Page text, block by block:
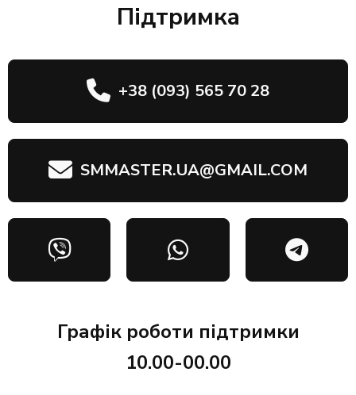
Підтримка
+38 (093) 565 70 28
SMMASTER.UA@GMAIL.COM
Графік роботи підтримки
10.00-00.00